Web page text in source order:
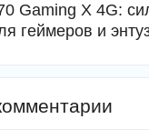
Gaming X 4G:
геймеров и